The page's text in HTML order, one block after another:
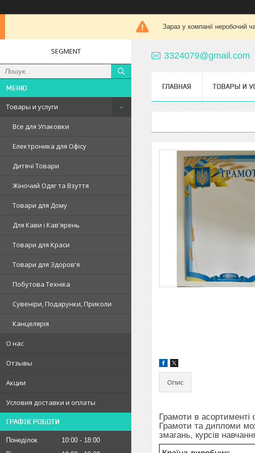
Зараз у компанії неробочий
SEGMENT
Товары и услуги
Все для Упаковки
Електроника для Офісу
Дитячі Товари
Жіночий Одяг та Взуття
Товари для Дому
Для Кави і Кав'ярень
Товари для Краси
Товари для Здоров'я
Побутова Техніка
Сувеніри, Подарунки, Приколи
Канцелярія
О нас
Отзывы
Акции
Условия доставки и оплаты
ГРАФІК РОБОТИ
Понеділок 10:00
18:00
3324079@gmail.com
ГЛАВНАЯ ТОВАРЫ И
Опис
Грамоти в асортименті
Грамоти та дипломи
змагань, курсів